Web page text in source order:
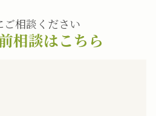
ご相談ください
相談はこちら